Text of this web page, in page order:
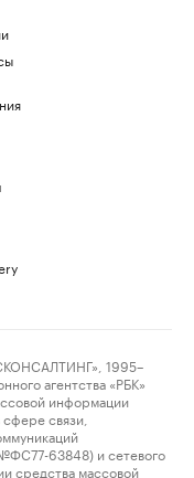
1995–
агентства «РБК»
информации
связи,
63848) и сетевого
средства массовой